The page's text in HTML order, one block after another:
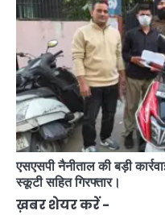
एसएसपी नैनीताल की बड़ी
स्कूटी सहित गिरफ्तार।
ख़बर शेयर करें -